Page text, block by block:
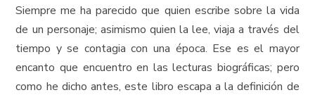
Siempre me ha parecido que quien escribe sobre la vida
de un personaje; asimismo quien la lee, viaja a través del
tiempo y se contagia con una época. Ese es el mayor
encanto que encuentro en las lecturas biográficas; pero
como he dicho antes, este libro escapa a la definición de